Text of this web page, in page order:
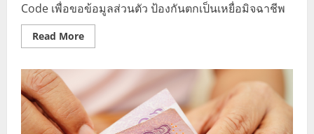
Code เพื่อขอข้อมูลส่วนตัว ป้องกันตกเป็นเหยื่อมิจฉาชีพ
Read MoreRead
more
บัญชี
กลาง
เตือน!
ระวัง
มิจฉาชีพ
หลอก